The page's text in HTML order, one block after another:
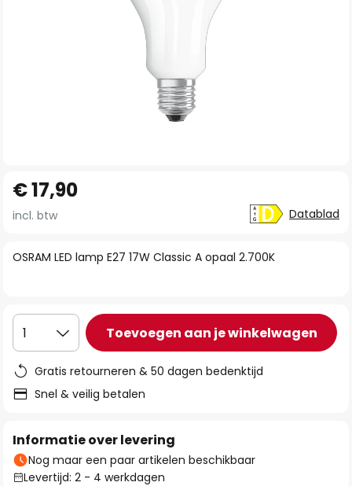
naar
het
van
gallerij
OSRAM LED lamp E27 17W Classic A opaal 2.700K
€ 17,90
incl. btw Datablad
1 Toevoegen aan je winkelwagen
Gratis retourneren & 50 dagen bedenktijd
Snel & veilig betalen
Informatie over levering
Nog maar een paar artikelen beschikbaar
Levertijd: 2 - 4 werkdagen